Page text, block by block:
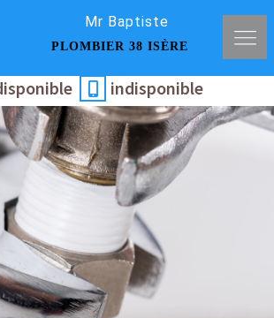
Mr Baptiste
PLOMBIER 38 ISÈRE
indisponible